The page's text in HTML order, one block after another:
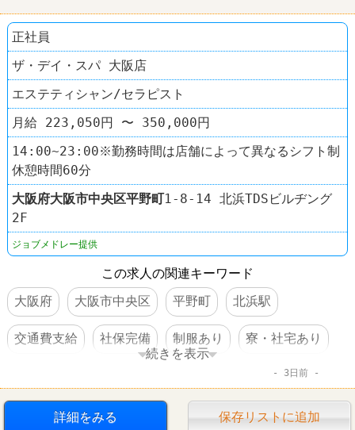
正社員
ザ・デイ・スパ 大阪店
エステティシャン/セラピスト
月給 223,050円 〜 350,000円
14:00~23:00※勤務時間は店舗によって異なるシフト制
休憩時間60分
大阪府大阪市中央区平野町1-8-14 北浜TDSビルヂング
2F
ジョブメドレー提供
この求人の関連キーワード
大阪府
大阪市中央区 平野町 北浜駅
交通費支給 社保完備 制服あり 寮・社宅あり
続きを表示
3日前
詳細をみる 保存リストに追加